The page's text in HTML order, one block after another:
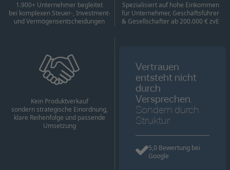
1.900+ Unternehmer begleitet
bei komplexen Steuer-, Investment-
und Vermögensentscheidungen
Spezialisiert auf hohe Einkommen
für Unternehmer, Geschäftsführer
& Gesellschafter ab 200.000 € zvE
Kein Produktverkauf
sondern strategische Einordnung,
klare Reihenfolge und passende
Umsetzung
Vertrauen
entsteht nicht
durch
Versprechen.
Sondern durch
Struktur.
5,0 Bewertung bei
Google